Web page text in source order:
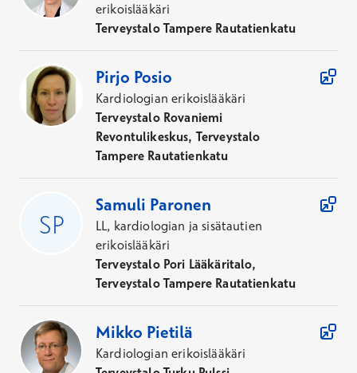
erikoislääkäri
Terveystalo Tampere Rautatienkatu
Pirjo Posio
Kardiologian erikoislääkäri
Terveystalo Rovaniemi
Revontulikeskus, Terveystalo
Tampere Rautatienkatu
Samuli Paronen
LL, kardiologian ja sisätautien
erikoislääkäri
Terveystalo Pori Lääkäritalo,
Terveystalo Tampere Rautatienkatu
Mikko Pietilä
Kardiologian erikoislääkäri